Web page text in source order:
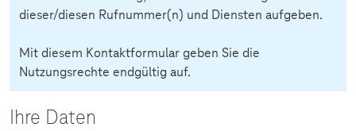
dieser/diesen Rufnummer(n) und Diensten aufgeben.
Mit diesem Kontaktformular geben Sie die
Nutzungsrechte endgültig auf.
Ihre Daten